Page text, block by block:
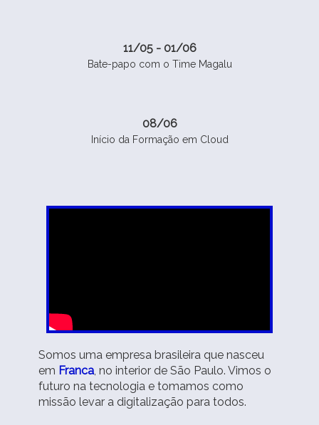
11/05 - 01/06
Bate-papo com o Time Magalu
08/06
Início da Formação em Cloud
Somos uma empresa brasileira que nasceu
em Franca, no interior de São Paulo. Vimos o
futuro na tecnologia e tomamos como
missão levar a digitalização para todos.